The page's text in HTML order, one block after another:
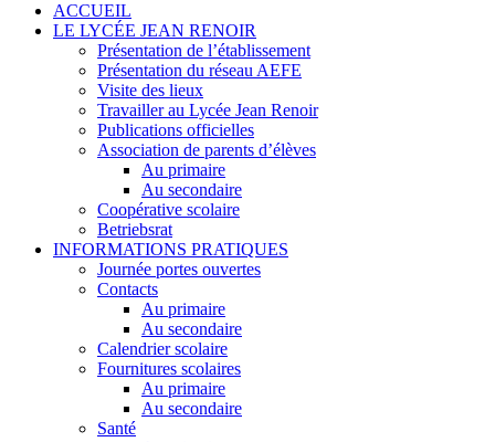
ACCUEIL
LE LYCÉE JEAN RENOIR
Présentation de l’établissement
Présentation du réseau AEFE
Visite des lieux
Travailler au Lycée Jean Renoir
Publications officielles
Association de parents d’élèves
Au primaire
Au secondaire
Coopérative scolaire
Betriebsrat
INFORMATIONS PRATIQUES
Journée portes ouvertes
Contacts
Au primaire
Au secondaire
Calendrier scolaire
Fournitures scolaires
Au primaire
Au secondaire
Santé